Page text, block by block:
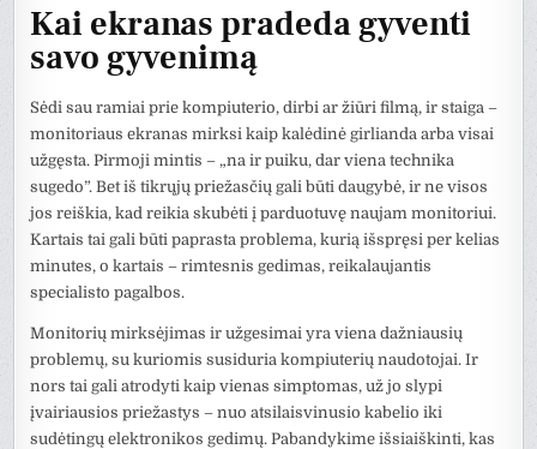
Kai ekranas pradeda gyventi
savo gyvenimą
Sėdi sau ramiai prie kompiuterio, dirbi ar žiūri filmą, ir staiga –
monitoriaus ekranas mirksi kaip kalėdinė girlianda arba visai
užgęsta. Pirmoji mintis – „na ir puiku, dar viena technika
sugedo”. Bet iš tikrųjų priežasčių gali būti daugybė, ir ne visos
jos reiškia, kad reikia skubėti į parduotuvę naujam monitoriui.
Kartais tai gali būti paprasta problema, kurią išspręsi per kelias
minutes, o kartais – rimtesnis gedimas, reikalaujantis
specialisto pagalbos.
Monitorių mirksėjimas ir užgesimai yra viena dažniausių
problemų, su kuriomis susiduria kompiuterių naudotojai. Ir
nors tai gali atrodyti kaip vienas simptomas, už jo slypi
įvairiausios priežastys – nuo atsilaisvinusio kabelio iki
sudėtingų elektronikos gedimų. Pabandykime išsiaiškinti, kas